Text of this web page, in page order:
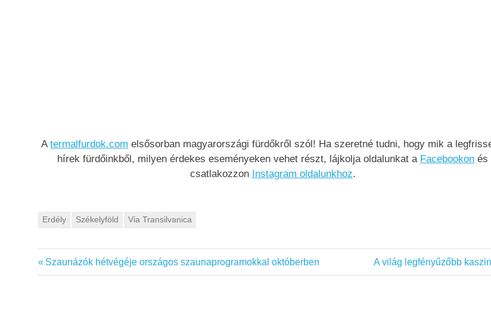
Atermalfurdok.com elsősorban magyarországi fürdőkről szól! Ha szeretné tudni, hogy mik a
hírek fürdőinkből, milyen érdekes eseményeken vehet részt, lájkolja oldalunkat a Facebookon és
csatlakozzon Instagram oldalunkhoz.
Erdély Székelyföld Via Transilvanica
Bejegyzés
Previous
Post:
Szaunázók hétvégéje országos szaunaprogramokkal októberben
Next
Post:
A világ legfényűzőbb